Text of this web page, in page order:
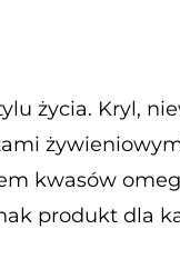
życia. Kryl,
kwasów
produkt dla